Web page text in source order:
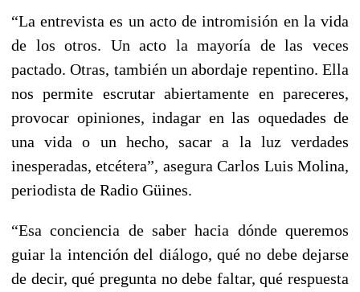
“La entrevista es un acto de intromisión en la vida
de los otros. Un acto la mayoría de las veces
pactado. Otras, también un abordaje repentino. Ella
nos permite escrutar abiertamente en pareceres,
provocar opiniones, indagar en las oquedades de
una vida o un hecho, sacar a la luz verdades
inesperadas, etcétera”, asegura Carlos Luis Molina,
periodista de Radio Güines.
“Esa conciencia de saber hacia dónde queremos
guiar la intención del diálogo, qué no debe dejarse
de decir, qué pregunta no debe faltar, qué respuesta